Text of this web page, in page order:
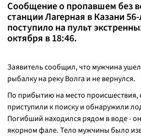
Сообщение о пропавшем без
станции Лагерная в Казани
поступило на пульт
октября в 18:46.
Заявитель сообщил, что мужчина
рыбалку на реку Волга и не вернулся.
По прибытию на место происшествия,
приступили к поиску и обнаружили
Погибший находился рядом в воде -
якорном фале. Тело мужчины было